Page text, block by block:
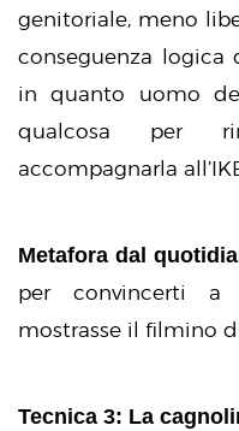
genitoriale, meno
conseguenza
in quanto uomo
qualcosa per
accompagnarla
Metafora dal
per convincerti
mostrasse il filmino
Tecnica 3: La